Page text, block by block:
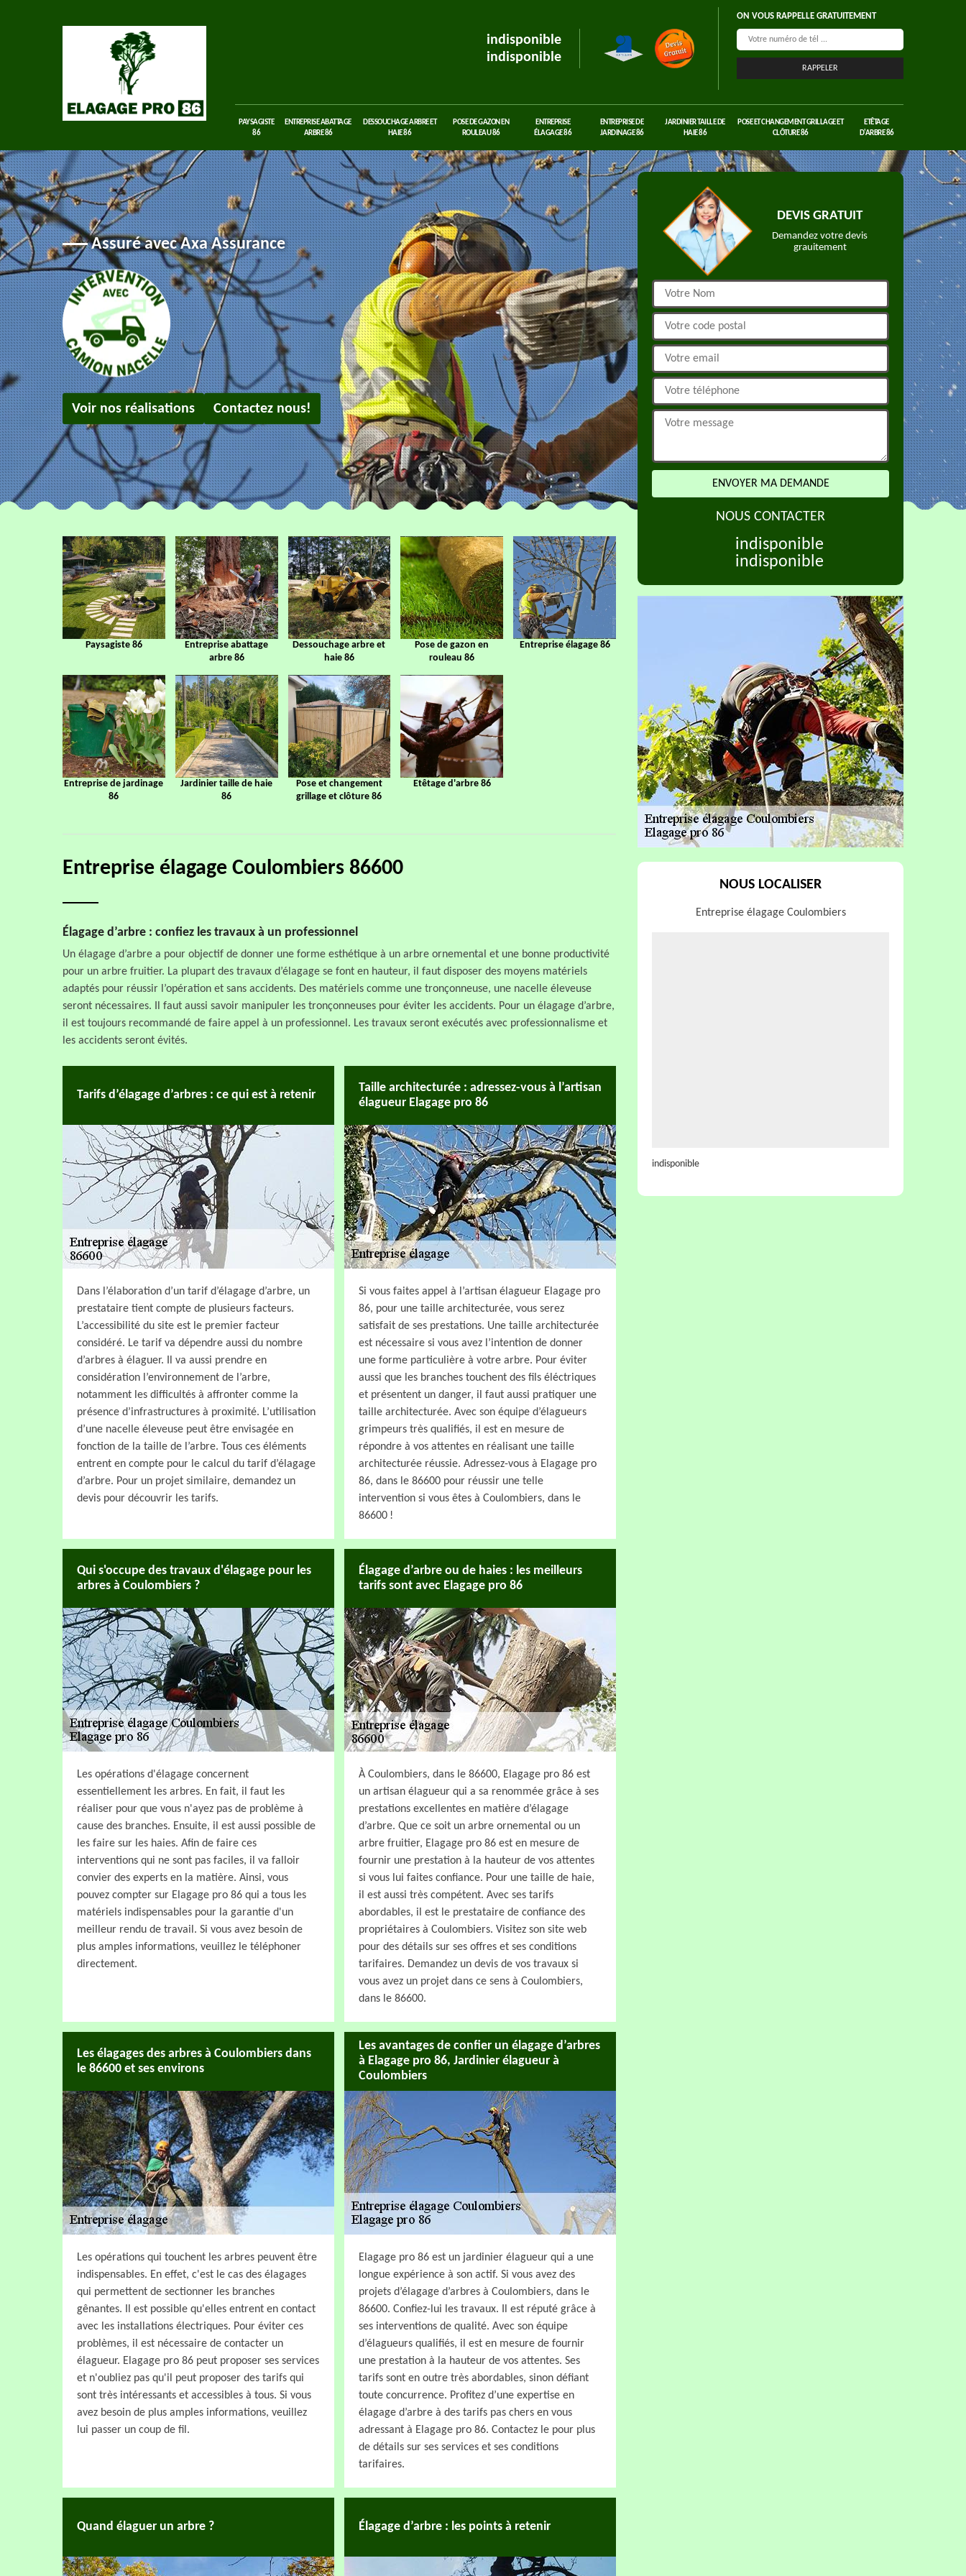
indisponible
indisponible
ON VOUS RAPPELLE GRATUITEMENT
PAYSAGISTE
86
ENTREPRISE ABATTAGE
ARBRE 86
DESSOUCHAGE ARBRE ET
HAIE 86
POSE DE GAZON EN
ROULEAU 86
ENTREPRISE
ÉLAGAGE 86
ENTREPRISE DE
JARDINAGE 86
JARDINIER TAILLE DE
HAIE 86
POSE ET CHANGEMENT GRILLAGE ET
CLÔTURE 86
ETÊTAGE
D'ARBRE 86
Assuré avec Axa Assurance
Voir nos réalisations Contactez nous!
Paysagiste 86
Entreprise abattage
arbre 86
Dessouchage arbre et
haie 86
Pose de gazon en
rouleau 86
Entreprise élagage 86
Entreprise de jardinage
86
Jardinier taille de haie
86
Pose et changement
grillage et clôture 86
Etêtage d'arbre 86
Entreprise élagage Coulombiers 86600
Élagage d’arbre : confiez les travaux à un professionnel
Un élagage d’arbre a pour objectif de donner une forme esthétique à un arbre ornemental et une bonne productivité
pour un arbre fruitier. La plupart des travaux d’élagage se font en hauteur, il faut disposer des moyens matériels
adaptés pour réussir l’opération et sans accidents. Des matériels comme une tronçonneuse, une nacelle éleveuse
seront nécessaires. Il faut aussi savoir manipuler les tronçonneuses pour éviter les accidents. Pour un élagage d’arbre,
il est toujours recommandé de faire appel à un professionnel. Les travaux seront exécutés avec professionnalisme et
les accidents seront évités.
Tarifs d’élagage d’arbres : ce qui est à retenir
Dans l’élaboration d’un tarif d’élagage d’arbre, un
prestataire tient compte de plusieurs facteurs.
L’accessibilité du site est le premier facteur
considéré. Le tarif va dépendre aussi du nombre
d’arbres à élaguer. Il va aussi prendre en
considération l’environnement de l’arbre,
notamment les difficultés à affronter comme la
présence d’infrastructures à proximité. L’utilisation
d’une nacelle éleveuse peut être envisagée en
fonction de la taille de l’arbre. Tous ces éléments
entrent en compte pour le calcul du tarif d’élagage
d’arbre. Pour un projet similaire, demandez un
devis pour découvrir les tarifs.
Taille architecturée : adressez-vous à l’artisan
élagueur Elagage pro 86
Si vous faites appel à l’artisan élagueur Elagage pro
86, pour une taille architecturée, vous serez
satisfait de ses prestations. Une taille architecturée
est nécessaire si vous avez l’intention de donner
une forme particulière à votre arbre. Pour éviter
aussi que les branches touchent des fils éléctriques
et présentent un danger, il faut aussi pratiquer une
taille architecturée. Avec son équipe d’élagueurs
grimpeurs très qualifiés, il est en mesure de
répondre à vos attentes en réalisant une taille
architecturée réussie. Adressez-vous à Elagage pro
86, dans le 86600 pour réussir une telle
intervention si vous êtes à Coulombiers, dans le
86600 !
Qui s'occupe des travaux d'élagage pour les
arbres à Coulombiers ?
Les opérations d'élagage concernent
essentiellement les arbres. En fait, il faut les
réaliser pour que vous n'ayez pas de problème à
cause des branches. Ensuite, il est aussi possible de
les faire sur les haies. Afin de faire ces
interventions qui ne sont pas faciles, il va falloir
convier des experts en la matière. Ainsi, vous
pouvez compter sur Elagage pro 86 qui a tous les
matériels indispensables pour la garantie d'un
meilleur rendu de travail. Si vous avez besoin de
plus amples informations, veuillez le téléphoner
directement.
Élagage d’arbre ou de haies : les meilleurs
tarifs sont avec Elagage pro 86
À Coulombiers, dans le 86600, Elagage pro 86 est
un artisan élagueur qui a sa renommée grâce à ses
prestations excellentes en matière d’élagage
d’arbre. Que ce soit un arbre ornemental ou un
arbre fruitier, Elagage pro 86 est en mesure de
fournir une prestation à la hauteur de vos attentes
si vous lui faites confiance. Pour une taille de haie,
il est aussi très compétent. Avec ses tarifs
abordables, il est le prestataire de confiance des
propriétaires à Coulombiers. Visitez son site web
pour des détails sur ses offres et ses conditions
tarifaires. Demandez un devis de vos travaux si
vous avez un projet dans ce sens à Coulombiers,
dans le 86600.
Les élagages des arbres à Coulombiers dans
le 86600 et ses environs
Les opérations qui touchent les arbres peuvent être
indispensables. En effet, c'est le cas des élagages
qui permettent de sectionner les branches
gênantes. Il est possible qu'elles entrent en contact
avec les installations électriques. Pour éviter ces
problèmes, il est nécessaire de contacter un
élagueur. Elagage pro 86 peut proposer ses services
et n'oubliez pas qu'il peut proposer des tarifs qui
sont très intéressants et accessibles à tous. Si vous
avez besoin de plus amples informations, veuillez
lui passer un coup de fil.
Les avantages de confier un élagage d’arbres
à Elagage pro 86, Jardinier élagueur à
Coulombiers
Elagage pro 86 est un jardinier élagueur qui a une
longue expérience à son actif. Si vous avez des
projets d’élagage d’arbres à Coulombiers, dans le
86600. Confiez-lui les travaux. Il est réputé grâce à
ses interventions de qualité. Avec son équipe
d’élagueurs qualifiés, il est en mesure de fournir
une prestation à la hauteur de vos attentes. Ses
tarifs sont en outre très abordables, sinon défiant
toute concurrence. Profitez d’une expertise en
élagage d’arbre à des tarifs pas chers en vous
adressant à Elagage pro 86. Contactez le pour plus
de détails sur ses services et ses conditions
tarifaires.
Quand élaguer un arbre ? Élagage d’arbre : les points à retenir
DEVIS GRATUIT
Demandez votre devis
grauitement
NOUS CONTACTER
indisponible
indisponible
NOUS LOCALISER
Entreprise élagage Coulombiers
indisponible